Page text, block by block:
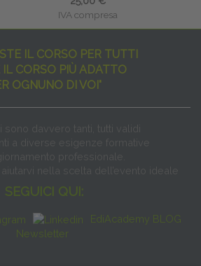
IVA compresa
IL CORSO PER TUTTI
IL CORSO PIÙ ADATTO
OGNUNO DI VOI"
sono davvero tanti, tutti validi
a diverse esigenze formative
professionale.
nella scelta dell’evento ideale
SEGUICI QUI:
EdiAcademy BLOG
Newsletter